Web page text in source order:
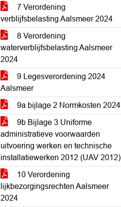
7 Verordening
verblijfsbelasting Aalsmeer 2024
8 Verordening
waterverblijfsbelasting Aalsmeer
2024
9 Legesverordening 2024
Aalsmeer
9a bijlage 2 Normkosten 2024
9b Bijlage 3 Uniforme
administratieve voorwaarden
uitvoering werken en technische
installatiewerken 2012 (UAV 2012)
10 Verordening
lijkbezorgingsrechten Aalsmeer
2024